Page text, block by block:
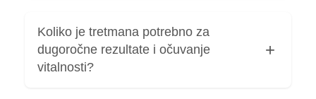
starenja mišića (sarkopenije) jer potiče snažne
mišićne kontrakcije koje doprinose očuvanju i
jačanju mišićne mase, ali se treba koristiti kao
Koliko je tretmana potrebno za
dugoročne rezultate i očuvanje
vitalnosti?